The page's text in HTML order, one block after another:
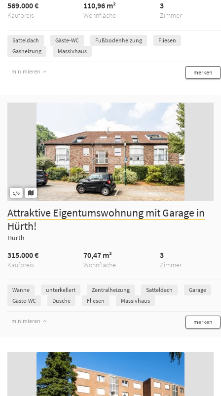
Kaufpreis
569.000 €
Wohnfläche
110,96 m²
Zimmer
3
Satteldach Gäste-WC Fußbodenheizung
Fliesen
Gasheizung
Massivhaus
minimieren merken
1/6
Attraktive Eigentumswohnung mit Garage in
Hürth!
Hürth
Kaufpreis
315.000 €
Wohnfläche
70,47 m²
Zimmer
3
Wanne unterkellert Zentralheizung Satteldach
Garage
Gäste-WC
Dusche Fliesen Massivhaus
minimieren merken